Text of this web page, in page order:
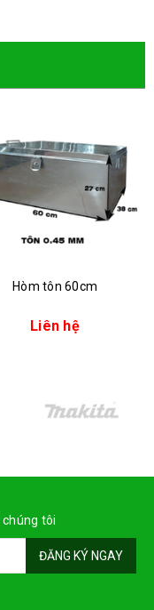
Hòm tôn 60cm
Liên hệ
tôi
ĐĂNG KÝ NGAY